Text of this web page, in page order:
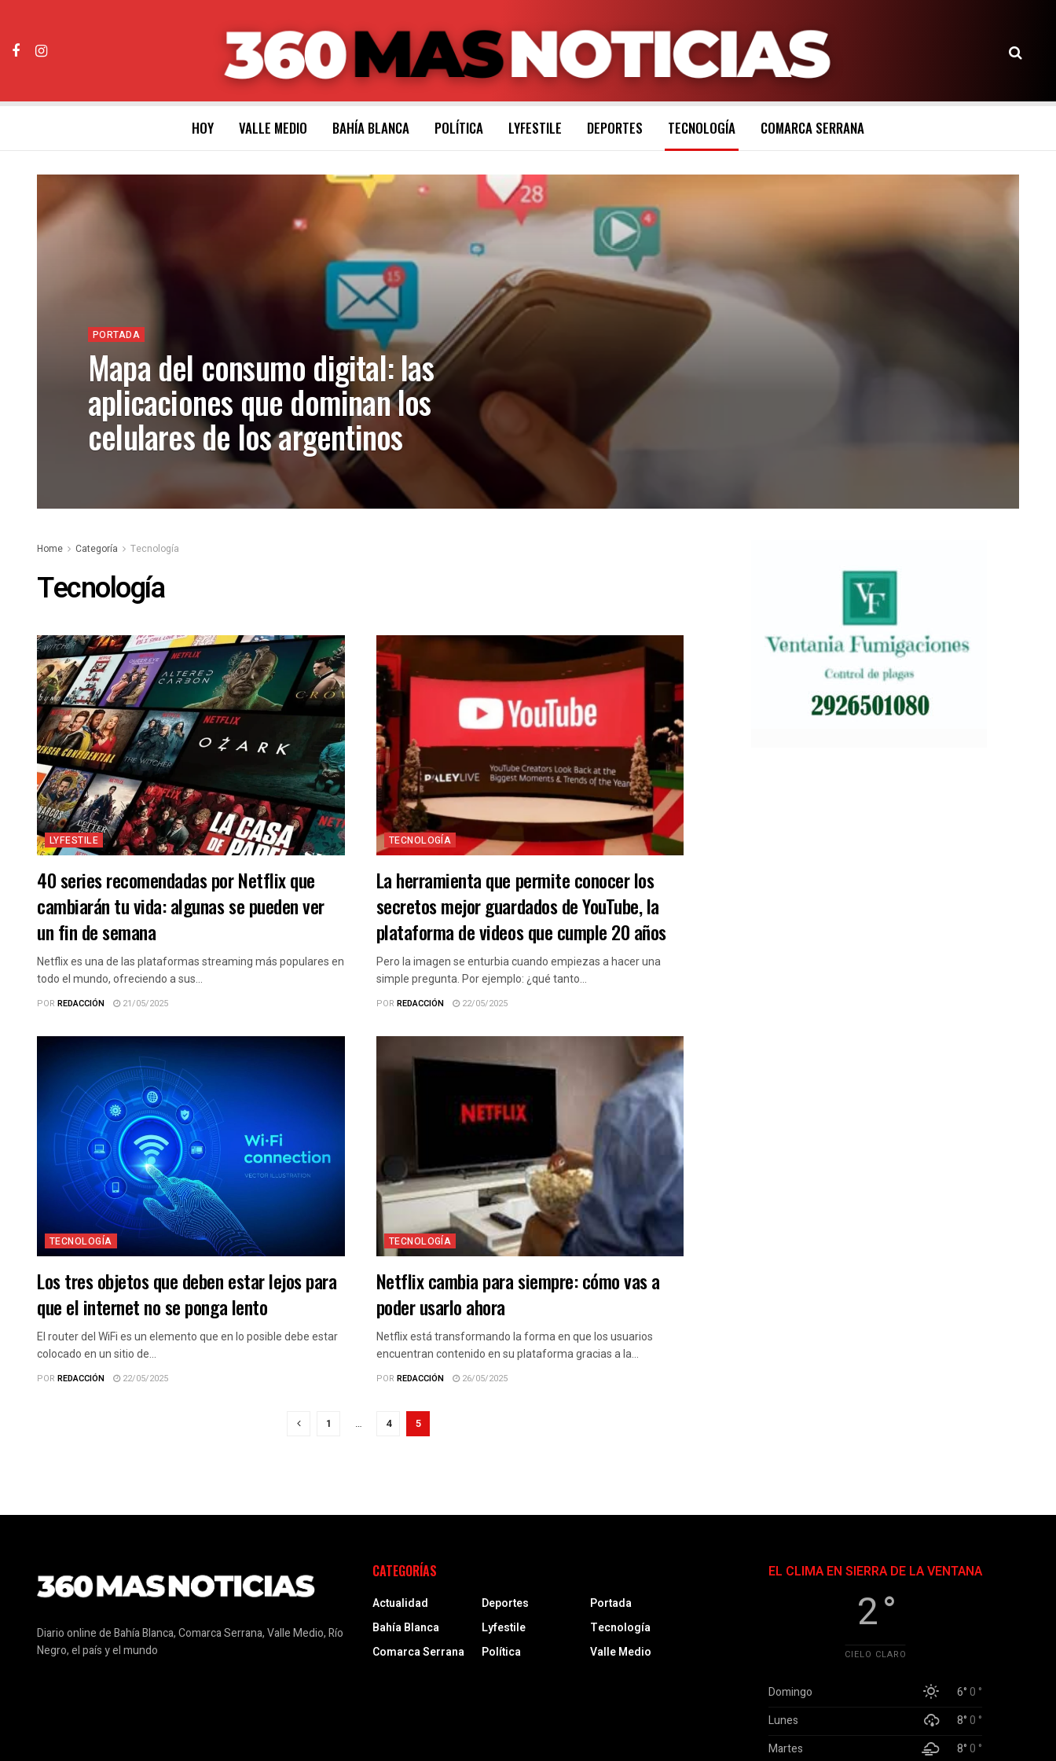
HOY VALLE MEDIO BAHÍA BLANCA POLÍTICA LYFESTILE DEPORTES TECNOLOGÍA COMARCA SERRANA
PORTADA
Mapa del consumo digital: las
aplicaciones que dominan los
celulares de los argentinos
Home Categoría Tecnología
Tecnología
LYFESTILE
40 series recomendadas por Netflix que
cambiarán tu vida: algunas se pueden ver
un fin de semana
Netflix es una de las plataformas streaming más populares en
todo el mundo, ofreciendo a sus...
POR REDACCIÓN 21/05/2025
TECNOLOGÍA
La herramienta que permite conocer los
secretos mejor guardados de YouTube, la
plataforma de videos que cumple 20 años
Pero la imagen se enturbia cuando empiezas a hacer una
simple pregunta. Por ejemplo: ¿qué tanto...
POR REDACCIÓN 22/05/2025
TECNOLOGÍA
Los tres objetos que deben estar lejos para
que el internet no se ponga lento
El router del WiFi es un elemento que en lo posible debe estar
colocado en un sitio de...
POR REDACCIÓN 22/05/2025
TECNOLOGÍA
Netflix cambia para siempre: cómo vas a
poder usarlo ahora
Netflix está transformando la forma en que los usuarios
encuentran contenido en su plataforma gracias a la...
POR REDACCIÓN 26/05/2025
1 … 4 5
Diario online de Bahía Blanca, Comarca Serrana, Valle Medio, Río
Negro, el país y el mundo
CATEGORÍAS
Actualidad
Bahía Blanca
Comarca Serrana
Deportes
Lyfestile
Política
Portada
Tecnología
Valle Medio
EL CLIMA EN SIERRA DE LA VENTANA
2 °
CIELO CLARO
Domingo 6°0 °
Lunes
8°0 °
Martes
8°0 °